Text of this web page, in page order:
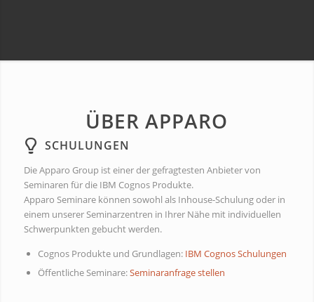
ÜBER APPARO
SCHULUNGEN
Die Apparo Group ist einer der gefragtesten Anbieter von
Seminaren für die IBM Cognos Produkte.
Apparo Seminare können sowohl als Inhouse-Schulung oder in
einem unserer Seminarzentren in Ihrer Nähe mit individuellen
Schwerpunkten gebucht werden.
Cognos Produkte und Grundlagen: IBM Cognos Schulungen
Öffentliche Seminare:Seminaranfrage stellen